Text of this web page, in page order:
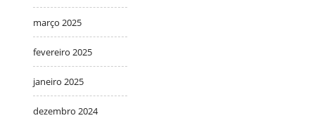
março 2025
fevereiro 2025
janeiro 2025
dezembro 2024